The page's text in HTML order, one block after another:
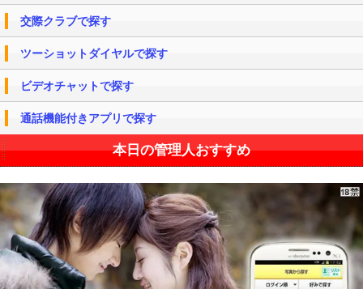
交際クラブで探す
ツーショットダイヤルで探す
ビデオチャットで探す
通話機能付きアプリで探す
本日の管理人おすすめ